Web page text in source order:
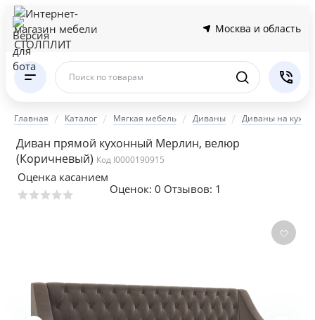
Москва и область
Поиск по товарам
Главная Каталог Мягкая мебель Диваны Диваны на кухню
Диван прямой кухонный Мерлин, велюр
(Коричневый) Код I0000190915
Оценка касанием
Оценок: 0 Отзывов: 1